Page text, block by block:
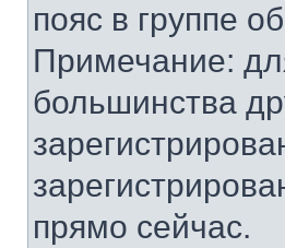
пояс в группе
Примечание:
большинства
прямо сейчас.